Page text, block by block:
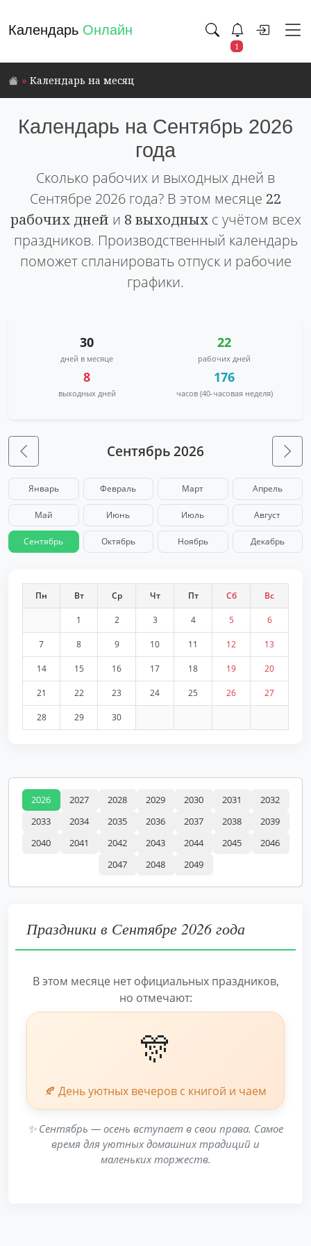
Календарь Онлайн
1
Календарь на месяц
Календарь на Сентябрь 2026
года
Сколько рабочих и выходных дней в
Сентябре 2026 года? В этом месяце 22
рабочих дней и 8 выходныхс учётом всех
праздников. Производственный календарь
поможет спланировать отпуск и рабочие
графики.
30
дней в месяце
22
рабочих дней
8
выходных дней
176
часов (40-часовая неделя)
Сентябрь 2026
Январь Февраль Март Апрель
Май Июнь Июль Август
Сентябрь Октябрь Ноябрь Декабрь
Пн Вт Ср Чт Пт Сб Вс
1 2 3 4 5 6
7 8 9 10 11 12 13
14 15 16 17 18 19 20
21 22 23 24 25 26 27
28 29 30
2026 2027 2028 2029 2030 2031
2032
2033
2034 2035 2036 2037 2038
2039
2040
2041 2042 2043 2044 2045
2046
2047
2048 2049
Праздники в Сентябре 2026 года
В этом месяце нет официальных праздников,
но отмечают:
🎊
🍂 День уютных вечеров с книгой и чаем
✨ Сентябрь — осень вступает в свои права. Самое
время для уютных домашних традиций и
маленьких торжеств.